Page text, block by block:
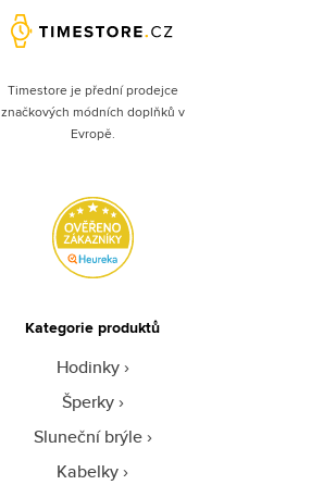
Timestore je přední prodejce
značkových módních doplňků v
Evropě.
Kategorie produktů
Hodinky
Šperky
Sluneční brýle
Kabelky